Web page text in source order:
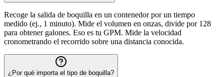
Recoge la salida de boquilla en un contenedor por un tiempo
medido (ej., 1 minuto). Mide el volumen en onzas, divide por 128
para obtener galones. Eso es tu GPM. Mide la velocidad
cronometrando el recorrido sobre una distancia conocida.
¿Por qué importa el tipo de boquilla?